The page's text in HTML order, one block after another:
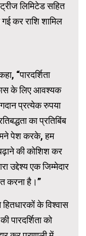
लिमिटेड सहित
कर राशि शामिल
“पारदर्शिता
के लिए आवश्यक
प्रत्येक रुपया
का प्रतिबिंब
पेश करके, हम
की कोशिश कर
उद्देश्य एक जिम्मेदार
करना है।”
के विश्वास
को